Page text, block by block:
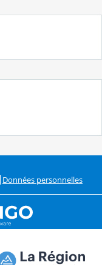
Données personnelles